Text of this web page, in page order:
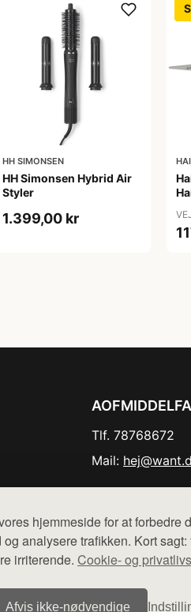
hjemmeside for at forbedre
analysere trafikken. Kort
irriterende. Cookie- og
Afvis ikke‑nødvendige
HH SIMONSEN
HH Simonsen Hybrid Air
Styler
1.399,00 kr
Tlf. 78768672
Mail:
ikke varer fra denne side -